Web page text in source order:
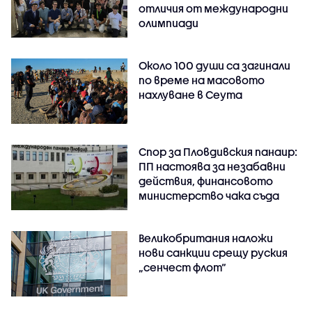
отличия от международни
олимпиади
Около 100 души са загинали
по време на масовото
нахлуване в Сеута
Спор за Пловдивския панаир:
ПП настоява за незабавни
действия, финансовото
министерство чака съда
Великобритания наложи
нови санкции срещу руския
„сенчест флот“